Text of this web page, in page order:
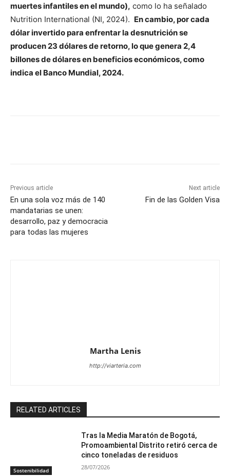
muertes infantiles en el mundo), como lo ha señalado
Nutrition International (NI, 2024). En cambio, por cada
dólar invertido para enfrentar la desnutrición se
producen 23 dólares de retorno, lo que genera 2,4
billones de dólares en beneficios económicos, como
indica el Banco Mundial, 2024.
Previous article
En una sola voz más de 140
mandatarias se unen:
desarrollo, paz y democracia
para todas las mujeres
Next article
Fin de las Golden Visa
Martha Lenis
http://viarteria.com
RELATED ARTICLES
Sostenibilidad
Tras la Media Maratón de Bogotá,
Promoambiental Distrito retiró cerca de
cinco toneladas de residuos
28/07/2026